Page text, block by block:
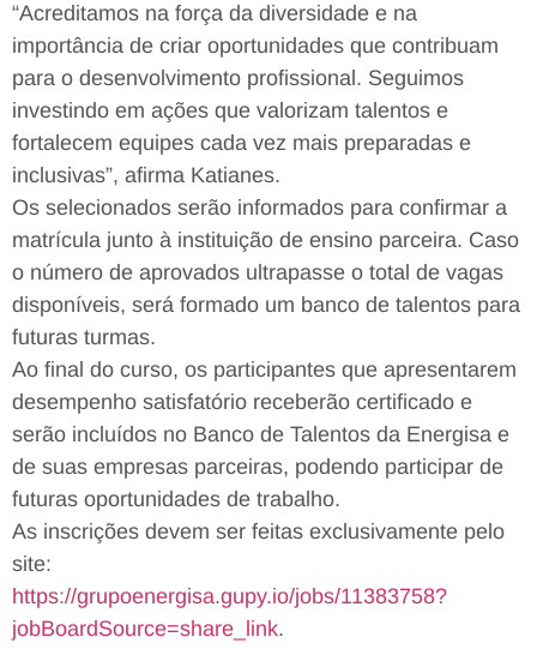
“Acreditamos na força da diversidade e na
importância de criar oportunidades que contribuam
para o desenvolvimento profissional. Seguimos
investindo em ações que valorizam talentos e
fortalecem equipes cada vez mais preparadas e
inclusivas”, afirma Katianes.
Os selecionados serão informados para confirmar a
matrícula junto à instituição de ensino parceira. Caso
o número de aprovados ultrapasse o total de vagas
disponíveis, será formado um banco de talentos para
futuras turmas.
Ao final do curso, os participantes que apresentarem
desempenho satisfatório receberão certificado e
serão incluídos no Banco de Talentos da Energisa e
de suas empresas parceiras, podendo participar de
futuras oportunidades de trabalho.
As inscrições devem ser feitas exclusivamente pelo
site:
https://grupoenergisa.gupy.io/jobs/11383758?
jobBoardSource=share_link.